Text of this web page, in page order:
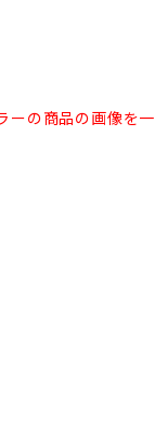
ーの商品の画像を一